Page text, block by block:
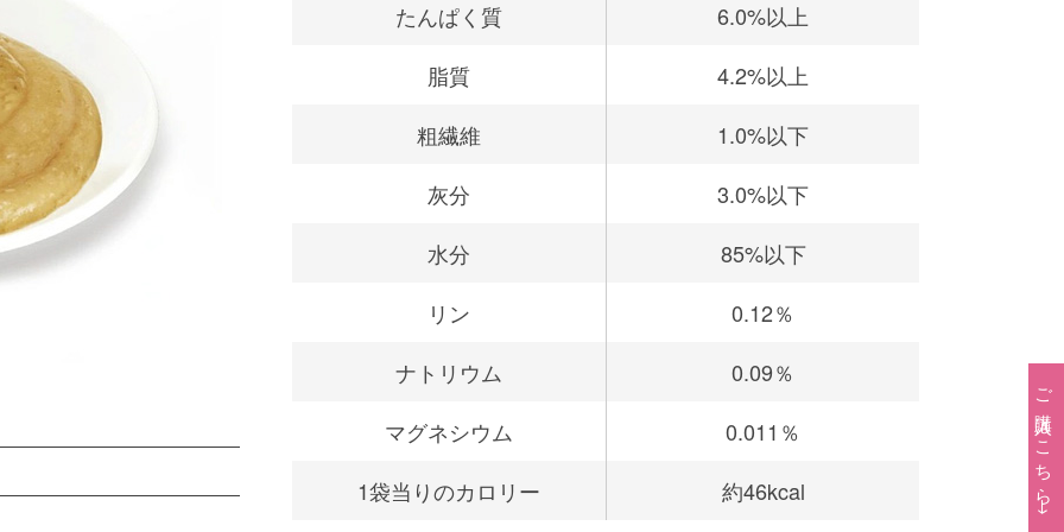
ご購入はこちら→
たんぱく質
6.0%以上
脂質
4.2%以上
粗繊維
1.0%以下
灰分
3.0%以下
水分
85%以下
リン
0.12％
ナトリウム
0.09％
マグネシウム
0.011％
1袋当りのカロリー
約46kcal